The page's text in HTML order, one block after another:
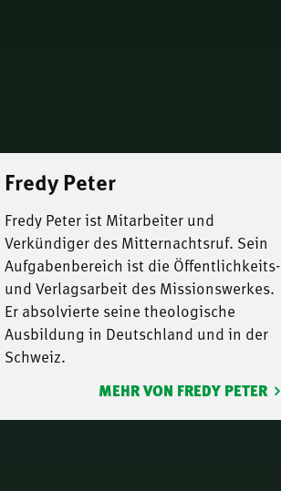
Fredy Peter
Fredy Peter ist Mitarbeiter und
Verkündiger des Mitternachtsruf. Sein
Aufgabenbereich ist die Öffentlichkeits-
und Verlagsarbeit des Missionswerkes.
Er absolvierte seine theologische
Ausbildung in Deutschland und in der
Schweiz.
MEHR VON FREDY PETER